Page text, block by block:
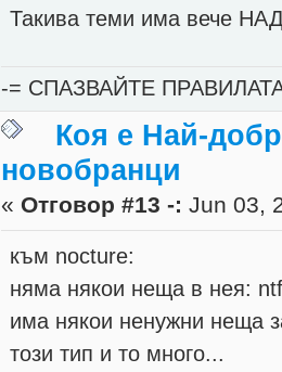
Такива теми има вече
-= СПАЗВАЙТЕ
Коя е Най-
новобранци
« Отговор #13 -: Jun 03,
към nocture:
няма някои неща в нея:
има някои ненужни неща
този тип и то много...